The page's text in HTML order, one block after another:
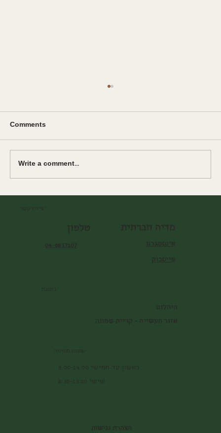
Comments
Write a comment...
טלפון
04-6817107
מדיה חברתית
אינסטגרם
פייסבוק
יצירת קשר
היהלום
אזור תעשייה - קריית שמונה
כתובת
ראשון עד חמישי 8:00-14:00
שישי 8:30-13:30
שעות פתיחה
הצהרת נגישות